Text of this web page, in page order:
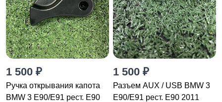
1 500 ₽
Ручка открывания капота
BMW 3 E90/E91 рест. E90
1 500 ₽
Разъем AUX / USB BMW 3
E90/E91 рест. E90 2011